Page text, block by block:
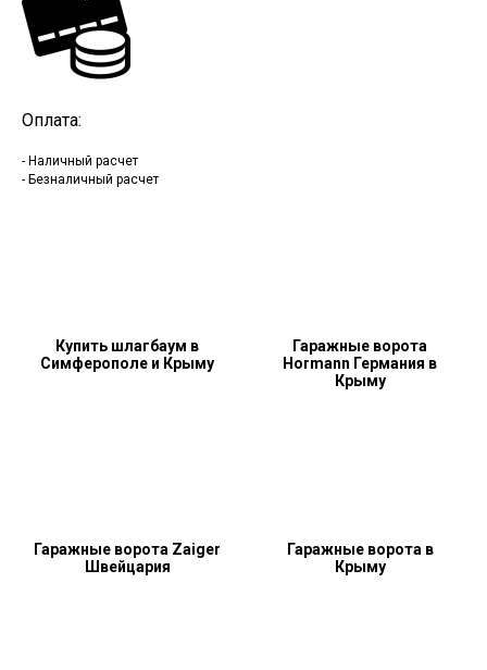
Оплата:
- Наличный расчет
- Безналичный расчет
Купить шлагбаум в
Симферополе и Крыму
Гаражные ворота
Hormann Германия в
Крыму
Гаражные ворота Zaiger
Швейцария
Гаражные ворота в
Крыму